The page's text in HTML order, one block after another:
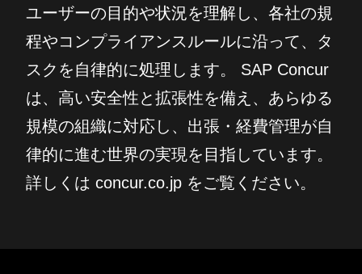
ユーザーの目的や状況を理解し、各社の規
程やコンプライアンスルールに沿って、タ
スクを自律的に処理します。 SAP Concur
は、高い安全性と拡張性を備え、あらゆる
規模の組織に対応し、出張・経費管理が自
律的に進む世界の実現を目指しています。
詳しくは concur.co.jp をご覧ください。